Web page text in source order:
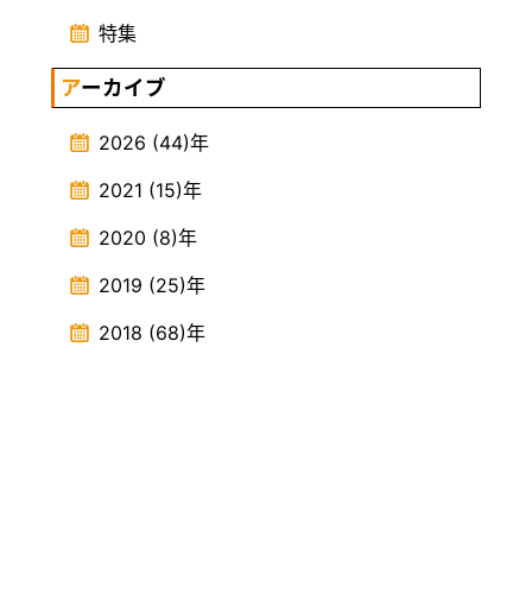
特集
アーカイブ
2026 (44)年
2021 (15)年
2020 (8)年
2019 (25)年
2018 (68)年